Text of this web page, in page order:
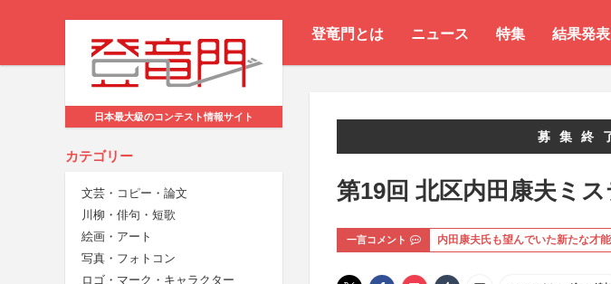
登竜門とは ニュース 特集 結果発表
日本最大級のコンテスト情報サイト
カテゴリー
文芸・コピー・論文
川柳・俳句・短歌
絵画・アート
写真・フォトコン
ロゴ・マーク・キャラクター
募集終
第19回 北区内田康夫ミ
一言コメント 内田康夫氏も望んでいた新たな才能